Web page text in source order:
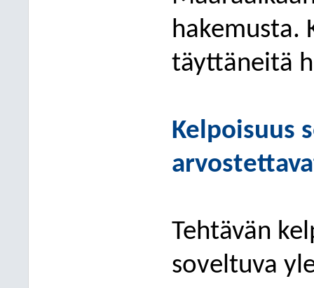
hakemusta.
täyttäneitä
Kelpoisuus
Tehtävän
soveltuva